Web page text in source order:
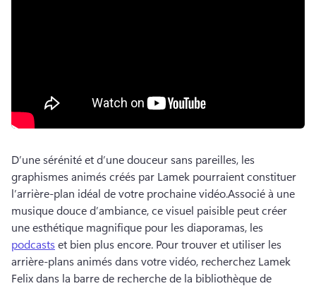
D’une sérénité et d’une douceur sans pareilles, les
graphismes animés créés par Lamek pourraient constituer
l’arrière-plan idéal de votre prochaine vidéo.Associé à une
musique douce d’ambiance, ce visuel paisible peut créer
une esthétique magnifique pour les diaporamas, les
podcasts et bien plus encore. Pour trouver et utiliser les
arrière-plans animés dans votre vidéo, recherchez Lamek
Felix dans la barre de recherche de la bibliothèque de